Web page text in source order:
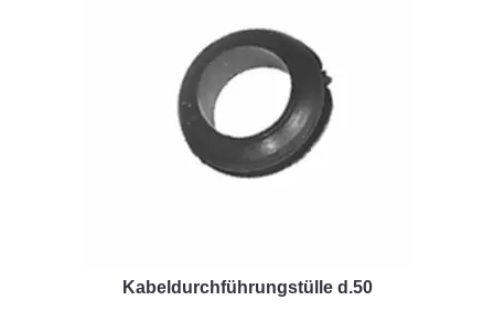
Kabeldurchführungstülle d.50